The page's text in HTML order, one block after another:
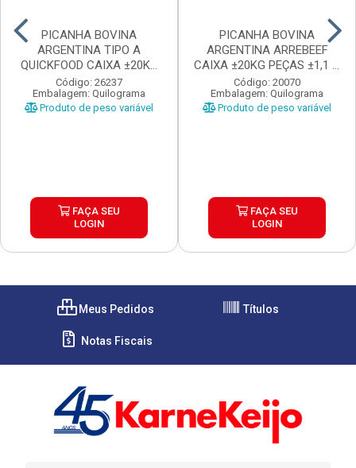
PICANHA BOVINA
ARGENTINA TIPO A
QUICKFOOD CAIXA ±20KG
PEÇAS ...
Código: 26237
Embalagem: Quilograma
Produto de peso variável
FAÇA SEU
LOGIN
PICANHA BOVINA
ARGENTINA ARREBEEF
CAIXA ±20KG PEÇAS ±1,1 A
1...
Código: 20070
Embalagem: Quilograma
Produto de peso variável
FAÇA SEU
LOGIN
Meus Pedidos Títulos
Notas Fiscais